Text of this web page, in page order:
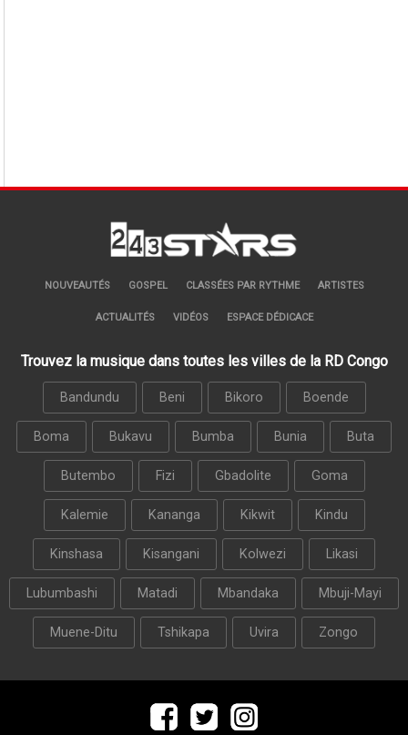
NOUVEAUTÉS GOSPEL CLASSÉES PAR RYTHME ARTISTES
ACTUALITÉS VIDÉOS ESPACE DÉDICACE
Trouvez la musique dans toutes les villes de la RD Congo
Bandundu Beni Bikoro Boende
Boma Bukavu Bumba Bunia Buta
Butembo Fizi Gbadolite Goma
Kalemie Kananga Kikwit Kindu
Kinshasa Kisangani Kolwezi Likasi
Lubumbashi Matadi Mbandaka Mbuji-Mayi
Muene-Ditu Tshikapa Uvira Zongo